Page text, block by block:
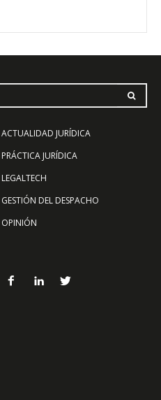
ACTUALIDAD JURÍDICA
PRÁCTICA JURÍDICA
LEGALTECH
GESTIÓN DEL DESPACHO
OPINIÓN